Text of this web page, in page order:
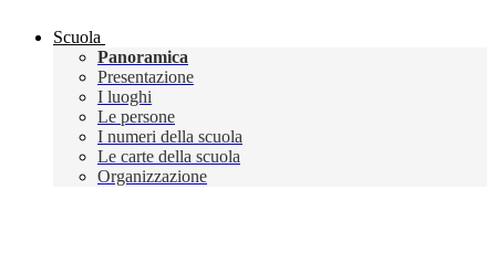
Scuola
Panoramica
Presentazione
I luoghi
Le persone
I numeri della scuola
Le carte della scuola
Organizzazione